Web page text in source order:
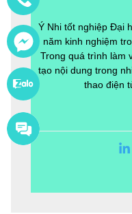
Ý Nhi tốt nghiệp Đại
năm kinh nghiệm
Trong quá trình làm
tạo nội dung trong
thao điện